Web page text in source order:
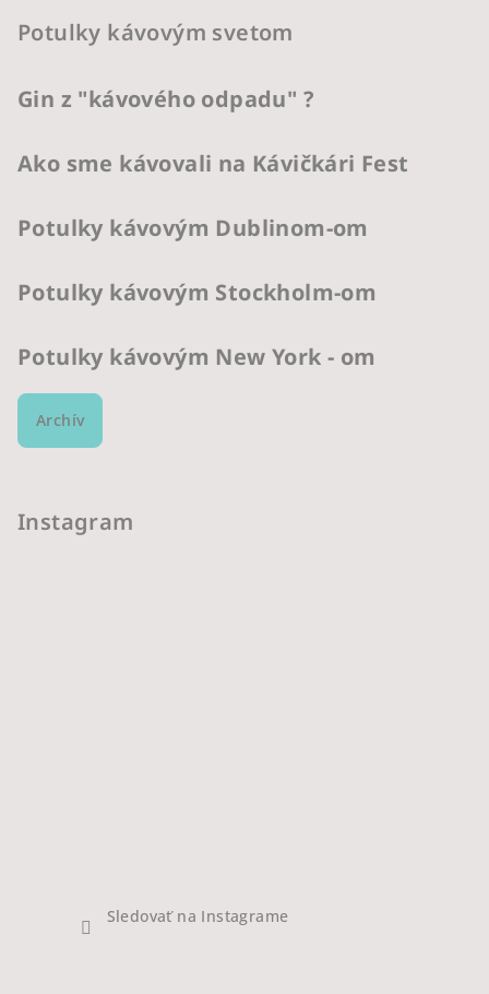
Potulky kávovým svetom
Gin z "kávového odpadu" ?
Ako sme kávovali na Kávičkári Fest
Potulky kávovým Dublinom-om
Potulky kávovým Stockholm-om
Potulky kávovým New York - om
Archív
Instagram
Sledovať na Instagrame